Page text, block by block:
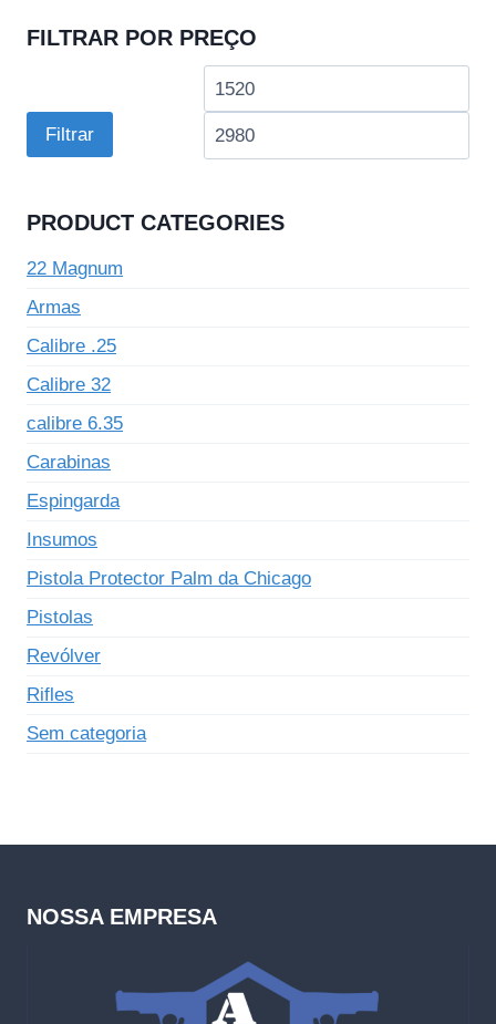
FILTRAR POR PREÇO
Preço
Filtrar
PRODUCT CATEGORIES
22 Magnum
Armas
Calibre .25
Calibre 32
calibre 6.35
Carabinas
Espingarda
Insumos
Pistola Protector Palm da Chicago
Pistolas
Revólver
Rifles
Sem categoria
NOSSA EMPRESA